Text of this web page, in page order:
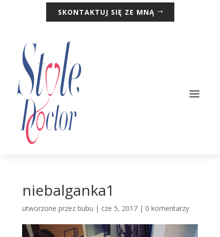
SKONTAKTUJ SIĘ ZE MNĄ
niebalganka1
utworzone przez bubu | cze 5, 2017| 0 komentarzy